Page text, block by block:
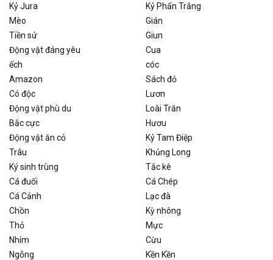
Kỷ Jura
Kỷ Phấn Trắng
Mèo
Gián
Tiền sử
Giun
Động vật đáng yêu
Cua
ếch
cóc
Amazon
Sách đỏ
Có độc
Lươn
Động vật phù du
Loài Trăn
Bắc cực
Hươu
Động vật ăn cỏ
Kỷ Tam Điệp
Trâu
Khủng Long
Ký sinh trùng
Tắc kè
Cá đuối
Cá Chép
Cá Cảnh
Lạc đà
Chồn
Kỳ nhông
Thỏ
Mực
Nhím
Cừu
Ngỗng
Kền Kền